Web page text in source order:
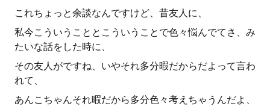
これちょっと余談なんですけど、昔友人に、
私今こういうこととこういうことで色々悩んでてさ、み
たいな話をした時に、
その友人がですね、いやそれ多分暇だからだよって言わ
れて、
あんこちゃんそれ暇だから多分色々考えちゃうんだよ、